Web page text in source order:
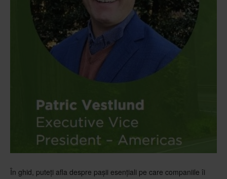
În ghid, puteți afla despre pașii esențiali pe care companiile îi